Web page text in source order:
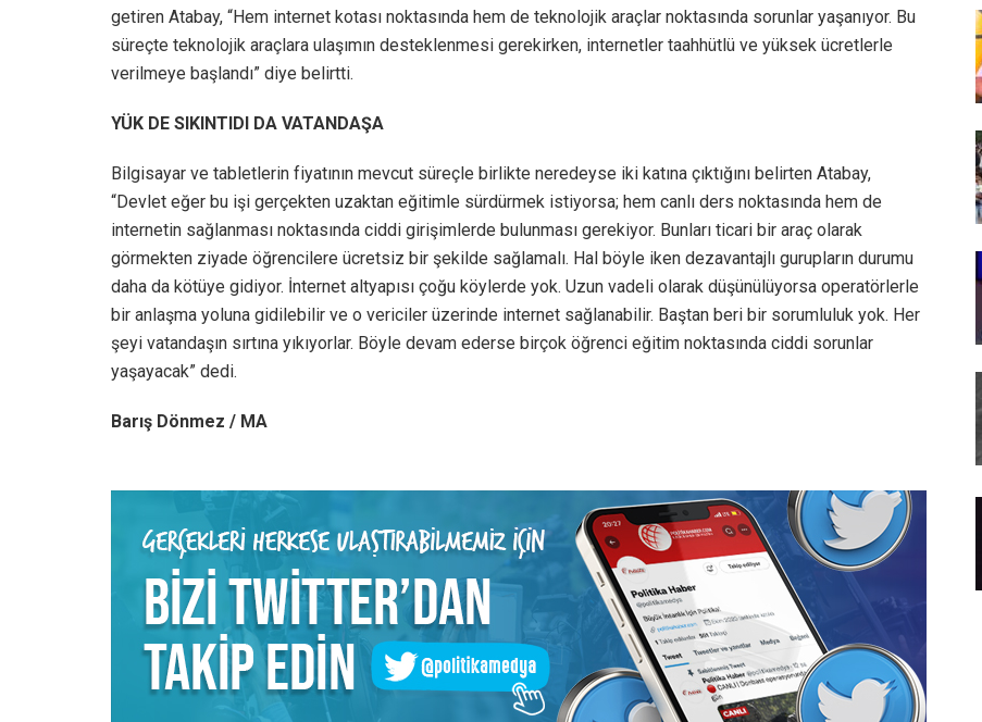
getiren Atabay, “Hem internet kotası noktasında hem de teknolojik araçlar noktasında sorunlar yaşanıyor. Bu
süreçte teknolojik araçlara ulaşımın desteklenmesi gerekirken, internetler taahhütlü ve yüksek ücretlerle
verilmeye başlandı” diye belirtti.
YÜK DE SIKINTIDI DA VATANDAŞA
Bilgisayar ve tabletlerin fiyatının mevcut süreçle birlikte neredeyse iki katına çıktığını belirten Atabay,
“Devlet eğer bu işi gerçekten uzaktan eğitimle sürdürmek istiyorsa; hem canlı ders noktasında hem de
internetin sağlanması noktasında ciddi girişimlerde bulunması gerekiyor. Bunları ticari bir araç olarak
görmekten ziyade öğrencilere ücretsiz bir şekilde sağlamalı. Hal böyle iken dezavantajlı gurupların durumu
daha da kötüye gidiyor. İnternet altyapısı çoğu köylerde yok. Uzun vadeli olarak düşünülüyorsa operatörlerle
bir anlaşma yoluna gidilebilir ve o vericiler üzerinde internet sağlanabilir. Baştan beri bir sorumluluk yok. Her
şeyi vatandaşın sırtına yıkıyorlar. Böyle devam ederse birçok öğrenci eğitim noktasında ciddi sorunlar
yaşayacak” dedi.
Barış Dönmez / MA